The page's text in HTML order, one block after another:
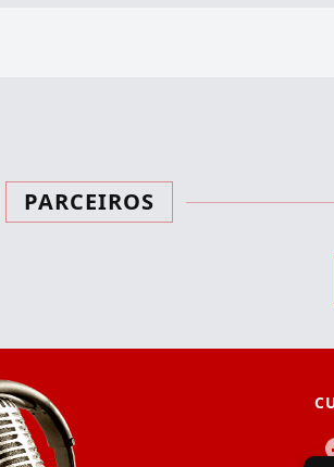
PARCEIROS